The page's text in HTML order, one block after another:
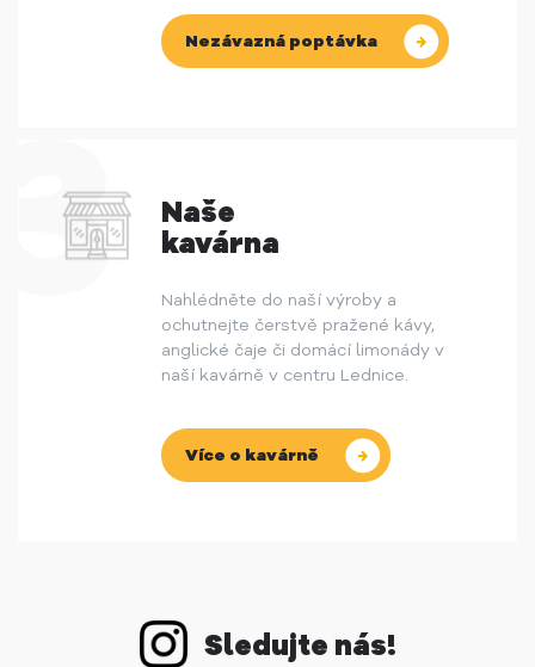
Nezávazná poptávka
Naše
kavárna
Nahlédněte do naší výroby a
ochutnejte čerstvě pražené kávy,
anglické čaje či domácí limonády v
naší kavárně v centru Lednice.
Více o kavárně
Sledujte nás!